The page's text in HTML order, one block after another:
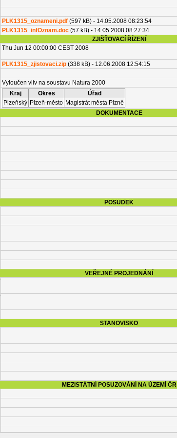
PLK1315_oznameni.pdf (597 kB) - 14.05.2008 08:23:54
PLK1315_infOznam.doc (57 kB) - 14.05.2008 08:27:34
ZJIŠŤOVACÍ ŘÍZENÍ
Thu Jun 12 00:00:00 CEST 2008
PLK1315_zjistovaci.zip (338 kB) - 12.06.2008 12:54:15
Vyloučen vliv na soustavu Natura 2000
Kraj Okres
Úřad
Plzeňský Plzeň-město Magistrát města Plzně
DOKUMENTACE
POSUDEK
VEŘEJNÉ PROJEDNÁNÍ
STANOVISKO
MEZISTÁTNÍ POSUZOVÁNÍ NA ÚZEMÍ ČR